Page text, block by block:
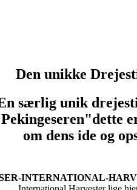
Den unikke
særlig unik
dette
om dens ide og